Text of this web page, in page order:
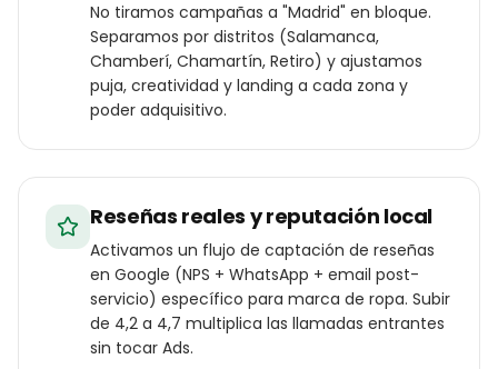
No tiramos campañas a "Madrid" en bloque.
Separamos por distritos (Salamanca,
Chamberí, Chamartín, Retiro) y ajustamos
puja, creatividad y landing a cada zona y
poder adquisitivo.
Reseñas reales y reputación local
Activamos un flujo de captación de reseñas
en Google (NPS + WhatsApp + email post-
servicio) específico para marca de ropa. Subir
de 4,2 a 4,7 multiplica las llamadas entrantes
sin tocar Ads.